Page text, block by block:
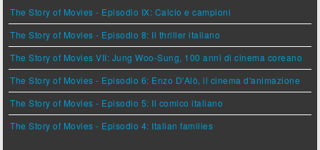
The Story of Movies - Episodio IX: Calcio e campioni
The Story of Movies - Episodio 8: Il thriller italiano
The Story of Movies VII: Jung Woo-Sung, 100 anni di cinema coreano
The Story of Movies - Episodio 6: Enzo D'Alò, il cinema d'animazione
The Story of Movies - Episodio 5: Il comico italiano
The Story of Movies - Episodio 4: Italian families